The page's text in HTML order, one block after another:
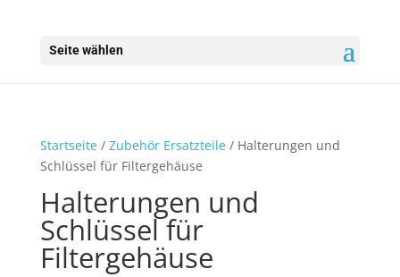
Seite wählen
Startseite/ Zubehör Ersatzteile/ Halterungen und
Schlüssel für Filtergehäuse
Halterungen und
Schlüssel für
Filtergehäuse